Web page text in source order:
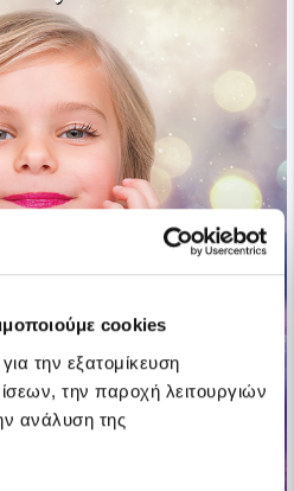
cookies
την εξατομίκευση
την παροχή λειτουργιών
ανάλυση της